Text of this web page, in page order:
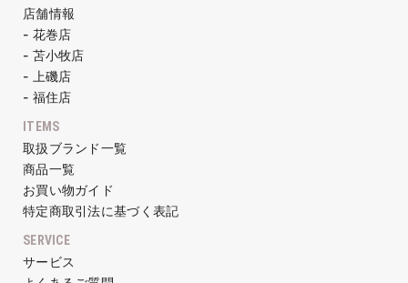
店舗情報
- 花巻店
- 苫小牧店
- 上磯店
- 福住店
ITEMS
取扱ブランド一覧
商品一覧
お買い物ガイド
特定商取引法に基づく表記
SERVICE
サービス